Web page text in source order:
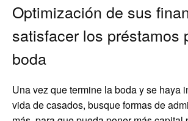
Optimización de sus
satisfacer los préstamos
boda
Una vez que termine la boda y se haya
vida de casados, busque formas de